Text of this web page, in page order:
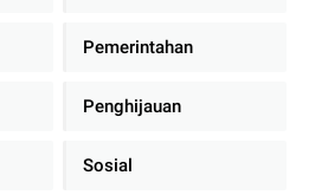
Pemerintahan
Penghijauan
Sosial